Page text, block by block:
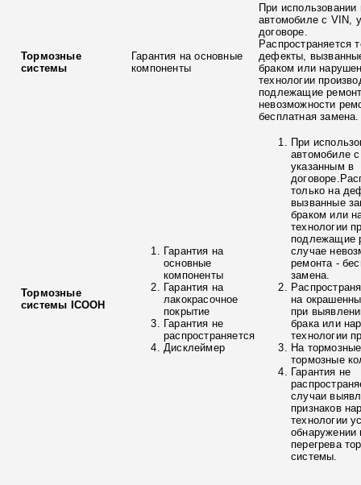
Тормозные
системы
Гарантия на основные
компоненты
При использовании
автомобиле с VIN,
договоре.
Распространяется
дефекты,
браком или
технологии
подлежащие
невозможности
бесплатная замена.
Тормозные
системы ICOOH
Гарантия на
основные
компоненты
Гарантия на
лакокрасочное
покрытие
Гарантия не
распространяется
Дисклеймер
При
автомобиле
указанным в
только на
вызванные
браком или
технологии
подлежащие
случае
ремонта -
замена.
на
при
брака или
технологии
На
тормозные
Гарантия не
случаи
признаков
технологии
обнаружении
перегрева
системы.